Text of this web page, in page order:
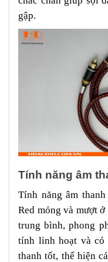
gập.
Tính năng âm
Tính năng âm
Red mỏng và mượt
trung bình, phong
tính linh hoạt và có
thanh tốt, thể hiện